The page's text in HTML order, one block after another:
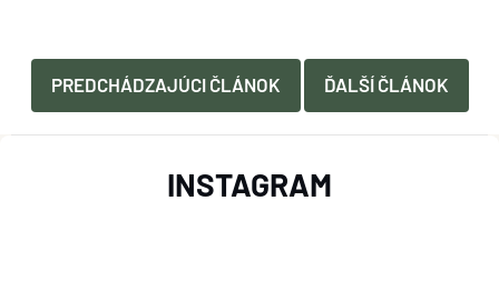
PREDCHÁDZAJÚCI ČLÁNOK ĎALŠÍ ČLÁNOK
INSTAGRAM